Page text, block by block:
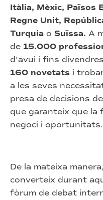
Itàlia, Mèxic, Països
Regne Unit,
Turquia o Suïssa. A
de 15.000
d’avui i fins
160 novetats i
a les seves
presa de decisions
que garanteix que la
negoci i oportunitats.
De la mateixa
converteix durant
fòrum de debat